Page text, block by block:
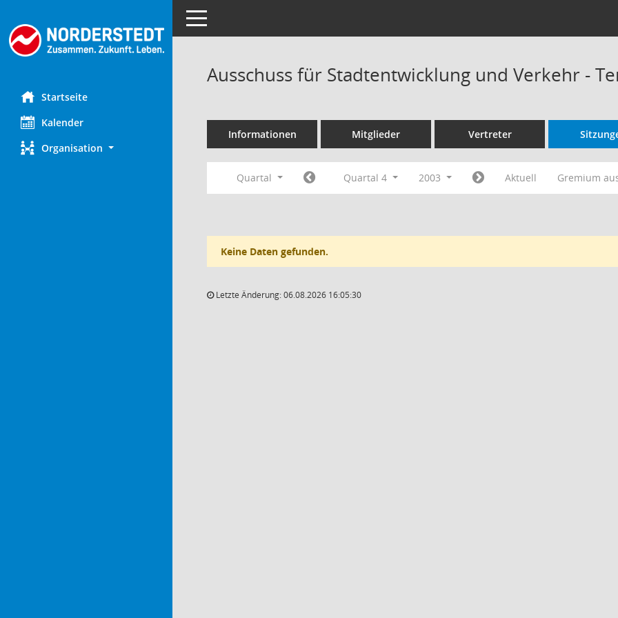
Startseite
Kalender
Organisation
Toggle navigation
Ausschuss für Stadtentwicklung und Verkehr -
Informationen Mitglieder Vertreter
Quartal Quartal 4 2003 Aktuell Gremium
Keine Daten gefunden.
Letzte Änderung: 06.08.2026 16:05:30